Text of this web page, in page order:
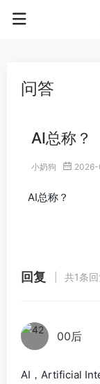
问答
AI总称？
小奶狗
AI总称？
回复 共1条回
00后
AI，Artificial